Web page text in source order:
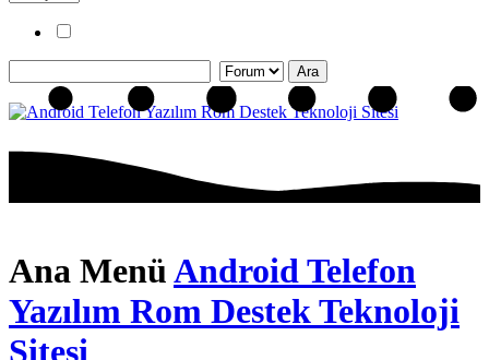
Ana MenüAndroid Telefon
Yazılım Rom Destek Teknoloji
Sitesi